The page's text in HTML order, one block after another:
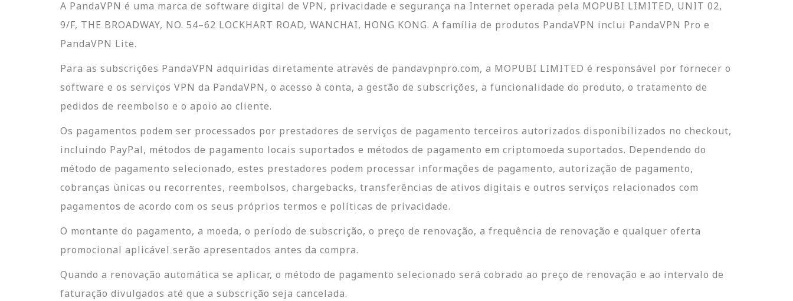
A PandaVPN é uma marca de software digital de VPN, privacidade e segurança na Internet operada pela MOPUBI LIMITED, UNIT 02,
9/F, THE BROADWAY, NO. 54–62 LOCKHART ROAD, WANCHAI, HONG KONG. A família de produtos PandaVPN inclui PandaVPN Pro e
PandaVPN Lite.
Para as subscrições PandaVPN adquiridas diretamente através de pandavpnpro.com, a MOPUBI LIMITED é responsável por fornecer o
software e os serviços VPN da PandaVPN, o acesso à conta, a gestão de subscrições, a funcionalidade do produto, o tratamento de
pedidos de reembolso e o apoio ao cliente.
Os pagamentos podem ser processados por prestadores de serviços de pagamento terceiros autorizados disponibilizados no checkout,
incluindo PayPal, métodos de pagamento locais suportados e métodos de pagamento em criptomoeda suportados. Dependendo do
método de pagamento selecionado, estes prestadores podem processar informações de pagamento, autorização de pagamento,
cobranças únicas ou recorrentes, reembolsos, chargebacks, transferências de ativos digitais e outros serviços relacionados com
pagamentos de acordo com os seus próprios termos e políticas de privacidade.
O montante do pagamento, a moeda, o período de subscrição, o preço de renovação, a frequência de renovação e qualquer oferta
promocional aplicável serão apresentados antes da compra.
Quando a renovação automática se aplicar, o método de pagamento selecionado será cobrado ao preço de renovação e ao intervalo de
faturação divulgados até que a subscrição seja cancelada.